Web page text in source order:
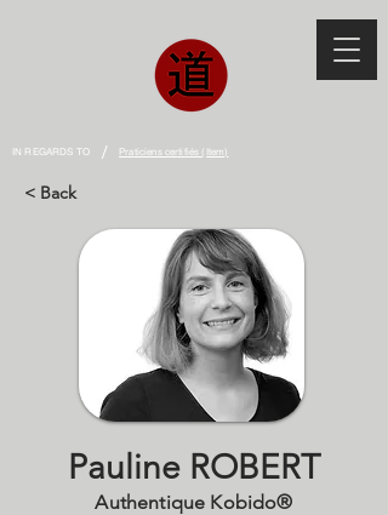
IN REGARDS TO / Praticiens certifiés (Item)
< Back
ROBERT Pauline
Pauline ROBERT
Authentique Kobido®